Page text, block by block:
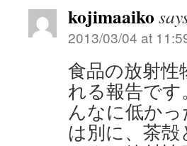
kojimaaiko
2013/03/04 at
食品の放射
れる報告で
んなに低か
は別に、茶